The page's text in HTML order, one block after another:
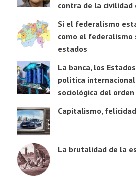
contra de la
Si el federalismo
como el federalismo
estados
La banca, los
política
sociológica del
Capitalismo,
La brutalidad de la